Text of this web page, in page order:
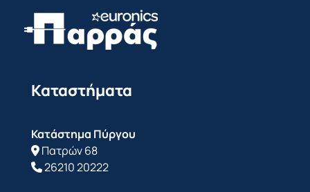
Καταστήματα
Κατάστημα Πύργου
Πατρών 68
26210 20222